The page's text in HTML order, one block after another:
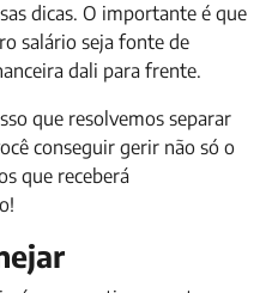
dicas. O importante é que
salário seja fonte de
dali para frente.
que resolvemos separar
conseguir gerir não só o
que receberá